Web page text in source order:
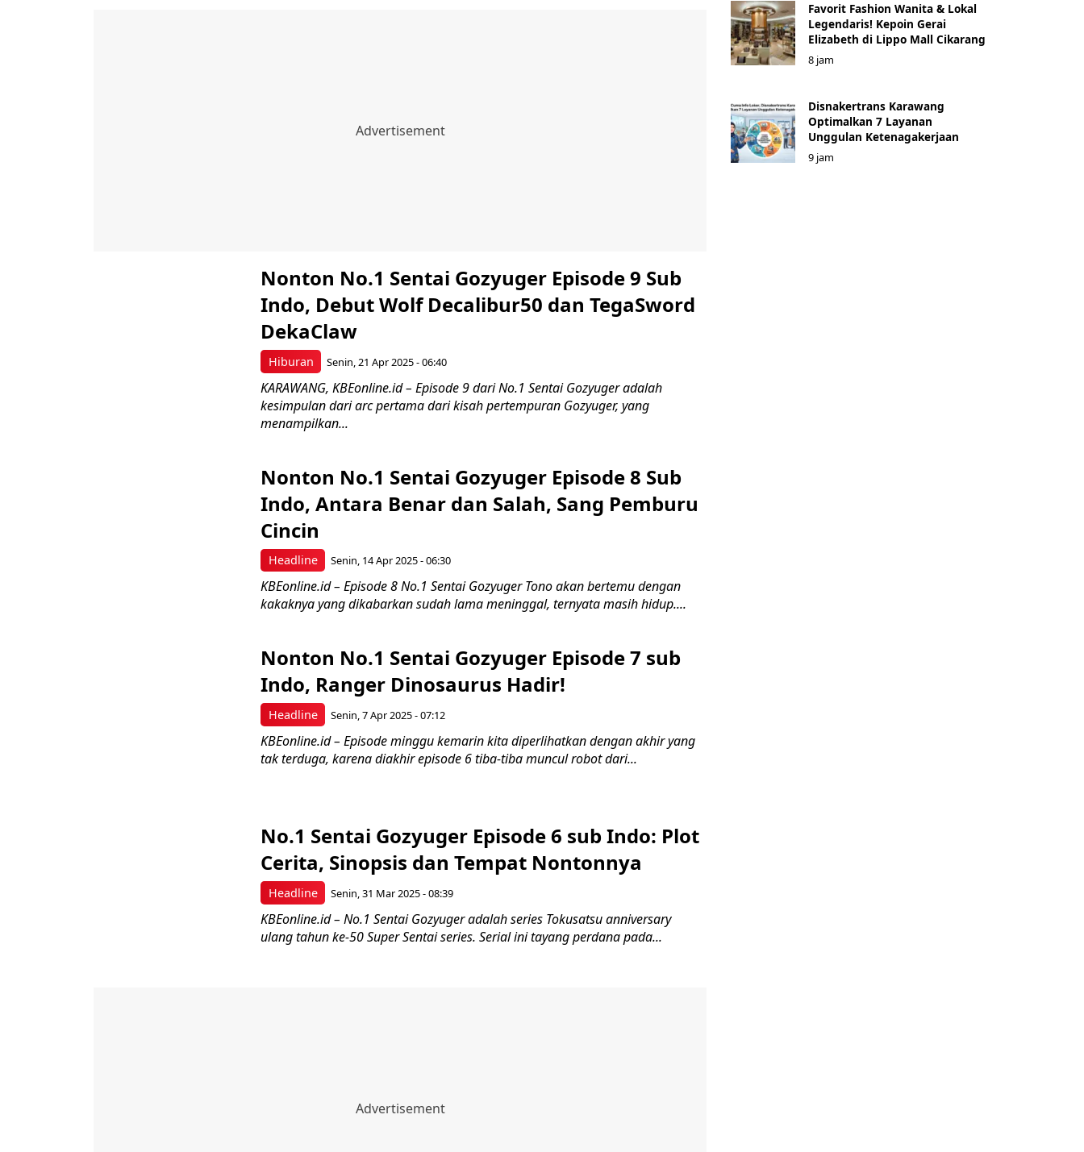
Hiburan
Nonton No.1 Sentai Gozyuger Episode 9 Sub
Indo, Debut Wolf Decalibur50 dan TegaSword
DekaClaw
Senin, 21 Apr 2025 - 06:40
KARAWANG, KBEonline.id – Episode 9 dari No.1 Sentai Gozyuger adalah
kesimpulan dari arc pertama dari kisah pertempuran Gozyuger, yang
menampilkan...
Headline
Nonton No.1 Sentai Gozyuger Episode 8 Sub
Indo, Antara Benar dan Salah, Sang Pemburu
Cincin
Senin, 14 Apr 2025 - 06:30
KBEonline.id – Episode 8 No.1 Sentai Gozyuger Tono akan bertemu dengan
kakaknya yang dikabarkan sudah lama meninggal, ternyata masih hidup....
Headline
Nonton No.1 Sentai Gozyuger Episode 7 sub
Indo, Ranger Dinosaurus Hadir!
Senin, 7 Apr 2025 - 07:12
KBEonline.id – Episode minggu kemarin kita diperlihatkan dengan akhir yang
tak terduga, karena diakhir episode 6 tiba-tiba muncul robot dari...
Headline
No.1 Sentai Gozyuger Episode 6 sub Indo: Plot
Cerita, Sinopsis dan Tempat Nontonnya
Senin, 31 Mar 2025 - 08:39
KBEonline.id – No.1 Sentai Gozyuger adalah series Tokusatsu anniversary
ulang tahun ke-50 Super Sentai series. Serial ini tayang perdana pada...
Favorit Fashion Wanita & Lokal
Legendaris! Kepoin Gerai
Elizabeth di Lippo Mall Cikarang
8 jam
Disnakertrans Karawang
Optimalkan 7 Layanan
Unggulan Ketenagakerjaan
9 jam